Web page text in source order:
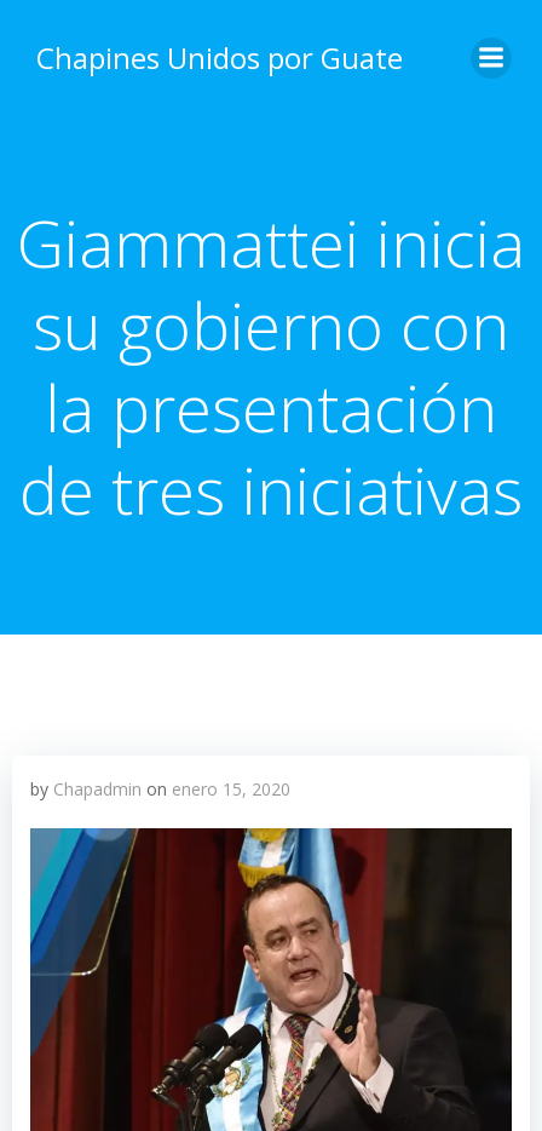
content
Chapines Unidos por Guate
Giammattei inicia
su gobierno con
la presentación
de tres iniciativas
by Chapadmin on enero 15, 2020